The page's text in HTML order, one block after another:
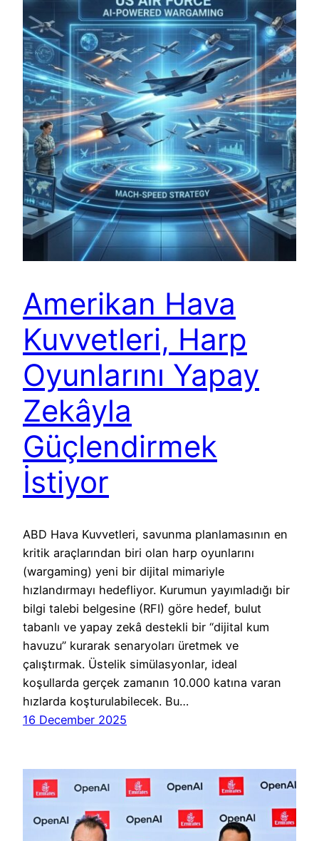
Amerikan Hava
Kuvvetleri, Harp
Oyunlarını Yapay
Zekâyla
Güçlendirmek
İstiyor
ABD Hava Kuvvetleri, savunma planlamasının en
kritik araçlarından biri olan harp oyunlarını
(wargaming) yeni bir dijital mimariyle
hızlandırmayı hedefliyor. Kurumun yayımladığı bir
bilgi talebi belgesine (RFI) göre hedef, bulut
tabanlı ve yapay zekâ destekli bir “dijital kum
havuzu” kurarak senaryoları üretmek ve
çalıştırmak. Üstelik simülasyonlar, ideal
koşullarda gerçek zamanın 10.000 katına varan
hızlarda koşturulabilecek. Bu…
16 December 2025